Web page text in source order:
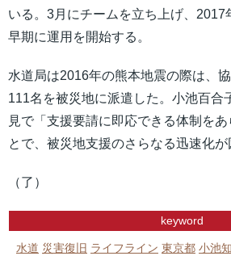
いる。3月にチームを立ち上げ、2017
早期に運用を開始する。
水道局は2016年の熊本地震の際は、
111名を被災地に派遣した。小池百合
見で「支援要請に即応できる体制を
とで、被災地支援のさらなる迅速化が
（了）
keyword
水道 災害復旧 ライフライン 東京都 小池